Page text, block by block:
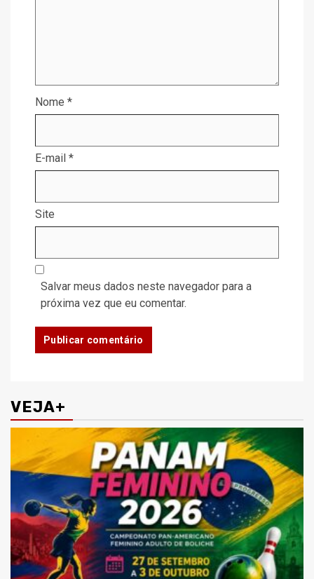
Nome *
E-mail *
Site
Salvar meus dados neste navegador para a
próxima vez que eu comentar.
VEJA+